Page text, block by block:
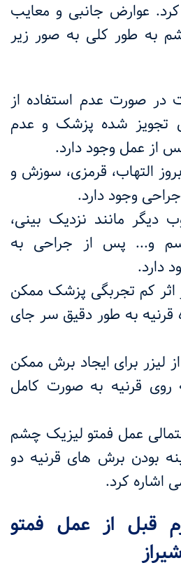
عوارض جانبی و معایب
به طور کلی به صور زیر
در صورت عدم استفاده از
تجویز شده پزشک و عدم
از عمل وجود دارد.
التهاب، قرمزی، سوزش و
وجود دارد.
دیگر مانند نزدیک بینی،
و... پس از جراحی به
دارد.
اثر کم تجربگی پزشک ممکن
قرنیه به طور دقیق سر جای
لیزر برای ایجاد برش ممکن
قرنیه به صورت کامل
عمل فمتو لیزیک چشم
بودن برش های قرنیه دو
کرد.
قبل از عمل فمتو